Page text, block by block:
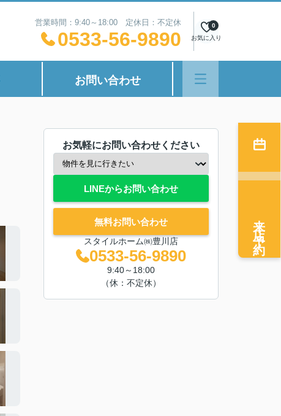
営業時間：9:40～18:00 定休日：不定休
0533-56-9890 お気に入り
0
お問い合わせ
お気軽にお問い合わせください
LINEからお問い合わせ
無料お問い合わせ
スタイルホーム㈱豊川店
0533-56-9890
9:40～18:00
（休：不定休）
来店予約